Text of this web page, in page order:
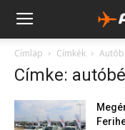
Címlap Címkék
Címke: